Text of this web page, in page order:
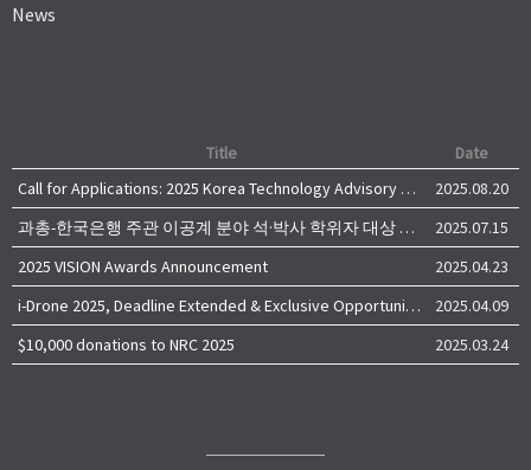
News
Title
Date
Call for Applications: 2025 Korea Technology Advisory Group (K-TAG)
2025.08.20
과총-한국은행 주관 이공계 분야 석·박사 학위자 대상 서베이
2025.07.15
2025 VISION Awards Announcement
2025.04.23
i-Drone 2025, Deadline Extended & Exclusive Opportunity to Travel to Korea!
2025.04.09
$10,000 donations to NRC 2025
2025.03.24